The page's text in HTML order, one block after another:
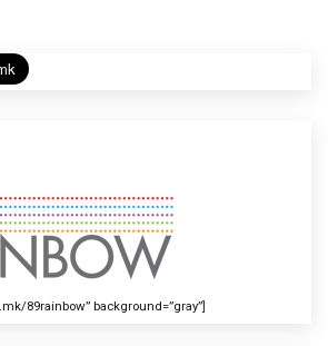
89rainbow” background=”gray”]